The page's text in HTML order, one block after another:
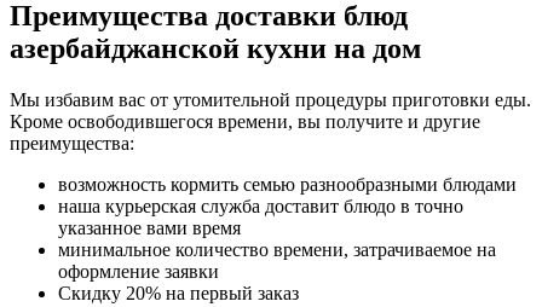
Преимущества доставки блюд
азербайджанской кухни на дом
Мы избавим вас от утомительной процедуры приготовки еды.
Кроме освободившегося времени, вы получите и другие
преимущества:
возможность кормить семью разнообразными блюдами
наша курьерская служба доставит блюдо в точно
указанное вами время
минимальное количество времени, затрачиваемое на
оформление заявки
Скидку 20% на первый заказ